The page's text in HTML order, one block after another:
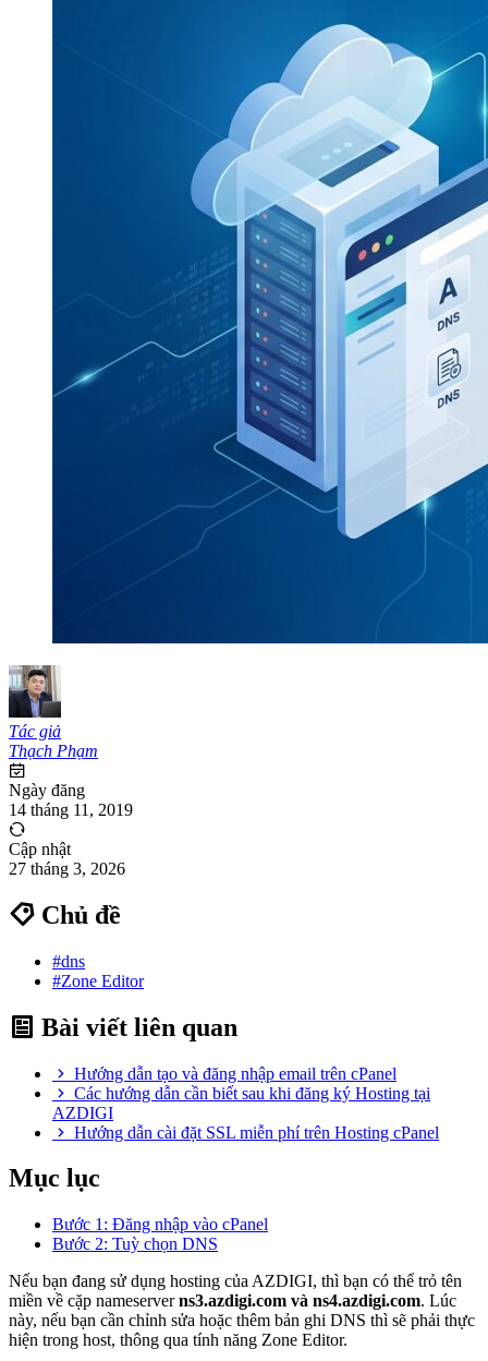
Tác giả
Thạch Phạm
Ngày đăng
14 tháng 11, 2019
Cập nhật
27 tháng 3, 2026
Chủ đề
#dns
#Zone Editor
Bài viết liên quan
Hướng dẫn tạo và đăng nhập email trên cPanel
Các hướng dẫn cần biết sau khi đăng ký Hosting tại
AZDIGI
Hướng dẫn cài đặt SSL miễn phí trên Hosting cPanel
Mục lục
Bước 1: Đăng nhập vào cPanel
Bước 2: Tuỳ chọn DNS
Nếu bạn đang sử dụng hosting của AZDIGI, thì bạn có thể trỏ tên
miền về cặp nameserverns3.azdigi.com và ns4.azdigi.com. Lúc
này, nếu bạn cần chỉnh sửa hoặc thêm bản ghi DNS thì sẽ phải thực
hiện trong host, thông qua tính năng Zone Editor.